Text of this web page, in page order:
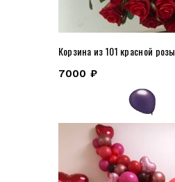
Корзина из 101 красной розы
7000 ₽